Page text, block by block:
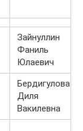
Зайнуллин
Фаниль
Юлаевич
Бердигулова
Диля
Вакилевна